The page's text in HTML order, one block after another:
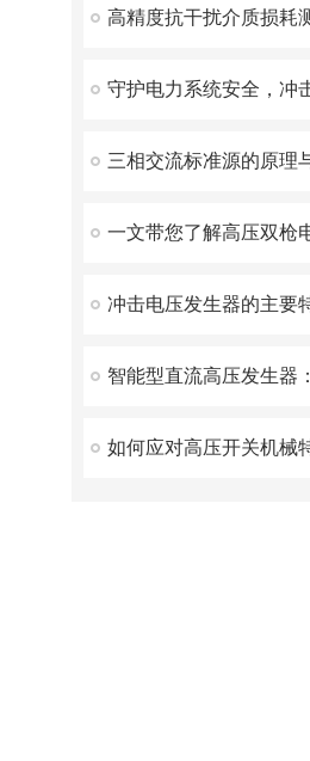
三相交流标准源的原理
一文带您了解高压双枪
冲击电压发生器的主要